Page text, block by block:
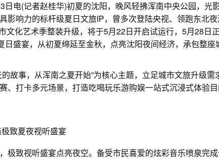
电(记者赵桂华)初夏的沈阳，晚风轻拂浑南中央公园，光
影响力的标杆级夏日文旅IP，曾多次登陆央视、领跑东北夜
文化艺术季整装升级，将于5月22日开启试运行，5月28日
日盛宴，从初夏绵延至金秋，点亮沈阳夜间经济，承包整座
事，从浑南之夏开始”为核心主题，立足城市文旅升级需
、打卡多元场景，打造吃喝玩乐游购娱一站式沉浸式体验
致夏夜视听盛宴
致视听盛宴点亮夜空。备受市民喜爱的炫彩音乐喷泉完